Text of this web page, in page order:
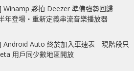
Winamp 夥拍 Deezer 準備強勢回歸
年登場‧重新定義串流音樂播放器
Android Auto 終於加入車速表 現階段只
用戶同少數地區開放